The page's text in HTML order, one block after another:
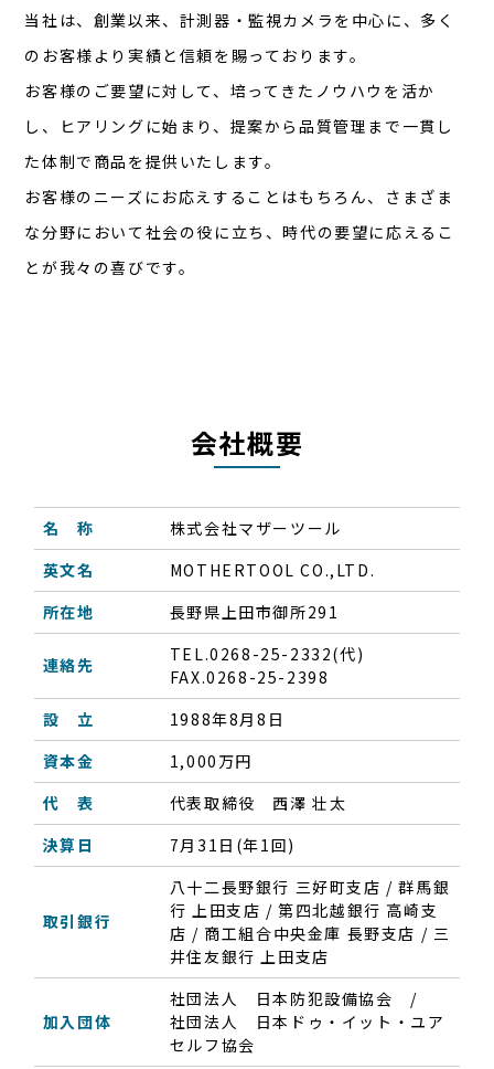
当社は、創業以来、計測器・監視カメラを中心に、多く
のお客様より実績と信頼を賜っております。
お客様のご要望に対して、培ってきたノウハウを活か
し、ヒアリングに始まり、提案から品質管理まで一貫し
た体制で商品を提供いたします。
お客様のニーズにお応えすることはもちろん、さまざま
な分野において社会の役に立ち、時代の要望に応えるこ
とが我々の喜びです。
会社概要
名 称
株式会社マザーツール
英文名
MOTHERTOOL CO.,LTD.
所在地
長野県上田市御所291
連絡先
TEL.0268-25-2332(代)
FAX.0268-25-2398
設 立
1988年8月8日
資本金
1,000万円
代 表
代表取締役 西澤 壮太
決算日
7月31日(年1回)
取引銀行
八十二長野銀行 三好町支店 / 群馬銀
行 上田支店 / 第四北越銀行 高崎支
店 / 商工組合中央金庫 長野支店 / 三
井住友銀行 上田支店
加入団体
社団法人 日本防犯設備協会 /
社団法人 日本ドゥ・イット・ユア
セルフ協会